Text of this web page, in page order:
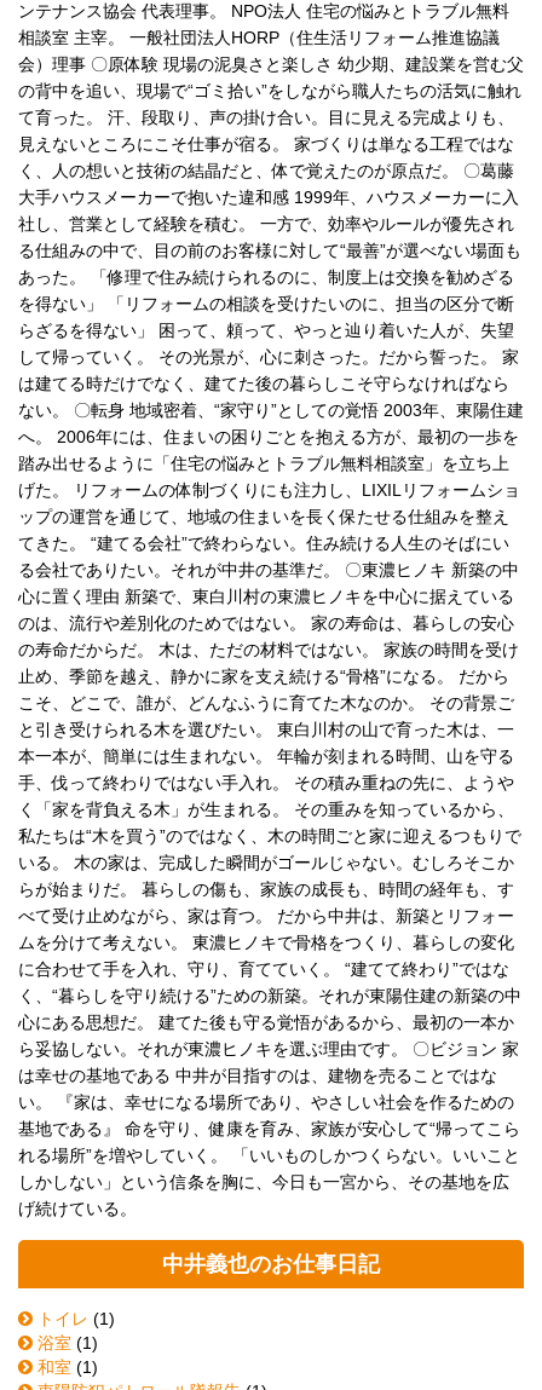
ンテナンス協会 代表理事。 NPO法人 住宅の悩みとトラブル無料
相談室 主宰。 一般社団法人HORP（住生活リフォーム推進協議
会）理事 〇原体験 現場の泥臭さと楽しさ 幼少期、建設業を営む父
の背中を追い、現場で“ゴミ拾い”をしながら職人たちの活気に触れ
て育った。 汗、段取り、声の掛け合い。目に見える完成よりも、
見えないところにこそ仕事が宿る。 家づくりは単なる工程ではな
く、人の想いと技術の結晶だと、体で覚えたのが原点だ。 〇葛藤
大手ハウスメーカーで抱いた違和感 1999年、ハウスメーカーに入
社し、営業として経験を積む。 一方で、効率やルールが優先され
る仕組みの中で、目の前のお客様に対して“最善”が選べない場面も
あった。 「修理で住み続けられるのに、制度上は交換を勧めざる
を得ない」 「リフォームの相談を受けたいのに、担当の区分で断
らざるを得ない」 困って、頼って、やっと辿り着いた人が、失望
して帰っていく。 その光景が、心に刺さった。だから誓った。 家
は建てる時だけでなく、建てた後の暮らしこそ守らなければなら
ない。 〇転身 地域密着、“家守り”としての覚悟 2003年、東陽住建
へ。 2006年には、住まいの困りごとを抱える方が、最初の一歩を
踏み出せるように「住宅の悩みとトラブル無料相談室」を立ち上
げた。 リフォームの体制づくりにも注力し、LIXILリフォームショ
ップの運営を通じて、地域の住まいを長く保たせる仕組みを整え
てきた。 “建てる会社”で終わらない。住み続ける人生のそばにい
る会社でありたい。それが中井の基準だ。 〇東濃ヒノキ 新築の中
心に置く理由 新築で、東白川村の東濃ヒノキを中心に据えている
のは、流行や差別化のためではない。 家の寿命は、暮らしの安心
の寿命だからだ。 木は、ただの材料ではない。 家族の時間を受け
止め、季節を越え、静かに家を支え続ける“骨格”になる。 だから
こそ、どこで、誰が、どんなふうに育てた木なのか。 その背景ご
と引き受けられる木を選びたい。 東白川村の山で育った木は、一
本一本が、簡単には生まれない。 年輪が刻まれる時間、山を守る
手、伐って終わりではない手入れ。 その積み重ねの先に、ようや
く「家を背負える木」が生まれる。 その重みを知っているから、
私たちは“木を買う”のではなく、木の時間ごと家に迎えるつもりで
いる。 木の家は、完成した瞬間がゴールじゃない。むしろそこか
らが始まりだ。 暮らしの傷も、家族の成長も、時間の経年も、す
べて受け止めながら、家は育つ。 だから中井は、新築とリフォー
ムを分けて考えない。 東濃ヒノキで骨格をつくり、暮らしの変化
に合わせて手を入れ、守り、育てていく。 “建てて終わり”ではな
く、“暮らしを守り続ける”ための新築。それが東陽住建の新築の中
心にある思想だ。 建てた後も守る覚悟があるから、最初の一本か
ら妥協しない。それが東濃ヒノキを選ぶ理由です。 〇ビジョン 家
は幸せの基地である 中井が目指すのは、建物を売ることではな
い。 『家は、幸せになる場所であり、やさしい社会を作るための
基地である』 命を守り、健康を育み、家族が安心して“帰ってこら
れる場所”を増やしていく。 「いいものしかつくらない。いいこと
しかしない」という信条を胸に、今日も一宮から、その基地を広
げ続けている。
中井義也のお仕事日記
トイレ (1)
浴室 (1)
和室 (1)